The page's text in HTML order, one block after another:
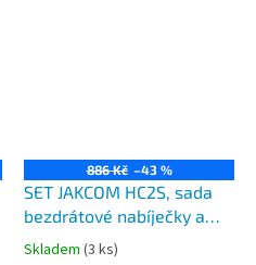
886 Kč –43 %
SET JAKCOM HC2S, sada
bezdrátové nabíječky a
ohřívacího hrnku 400ML
Skladem (3 ks)